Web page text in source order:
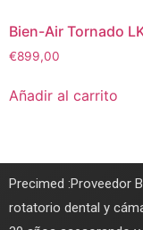
Bien-Air Tornado
€899,00
Añadir al carrito
Precimed :Proveedor
rotatorio dental y